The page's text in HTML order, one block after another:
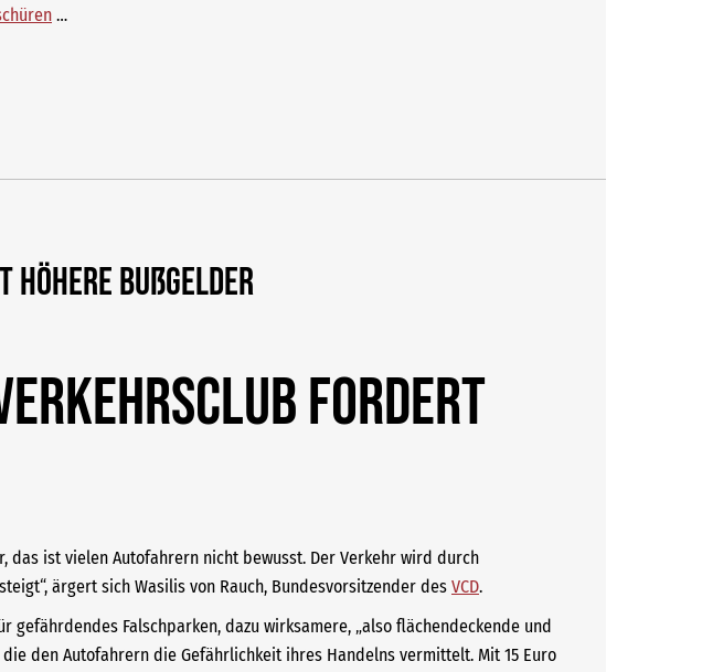
…
höhere Bußgelder
fordert
das ist vielen Autofahrern nicht bewusst. Der Verkehr wird durch
ärgert sich Wasilis von Rauch, Bundesvorsitzender des VCD.
gefährdendes Falschparken, dazu wirksamere, „also flächendeckende und
den Autofahrern die Gefährlichkeit ihres Handelns vermittelt. Mit 15 Euro